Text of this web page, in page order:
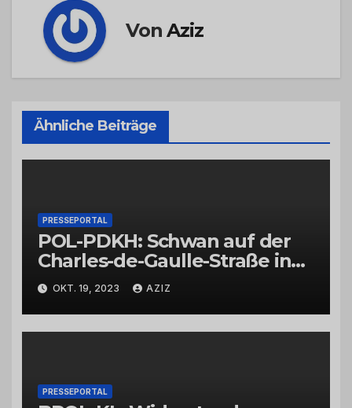
VonAziz
Ähnliche Beiträge
PRESSEPORTAL
POL-PDKH: Schwan auf der
Charles-de-Gaulle-Straße in
Bad Kreuznach beeinflusst
Feierabendverkehr
OKT. 19, 2023 AZIZ
PRESSEPORTAL